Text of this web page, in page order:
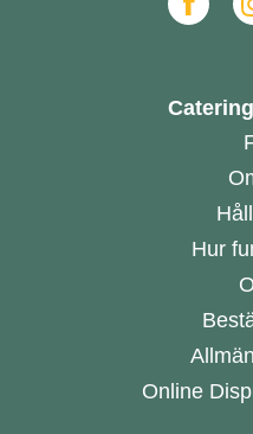
Hur
Online